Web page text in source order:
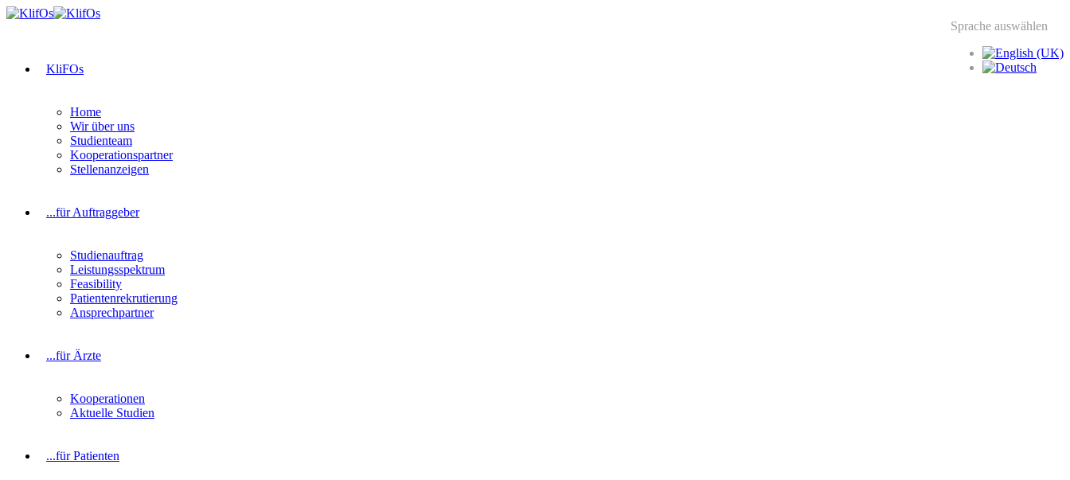
Sprache auswählen
KliFOs
Home
Wir über uns
Studienteam
Kooperationspartner
Stellenanzeigen
...für Auftraggeber
Studienauftrag
Leistungsspektrum
Feasibility
Patientenrekrutierung
Ansprechpartner
...für Ärzte
Kooperationen
Aktuelle Studien
...für Patienten